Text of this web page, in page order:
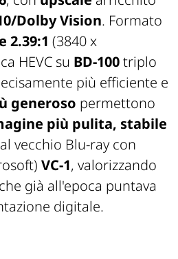
Dolby Vision. Formato
2.39:1 (3840 x
HEVC su BD-100triplo
più efficiente e
generoso permettono
più pulita, stabile
vecchio Blu-ray con
VC-1, valorizzando
già all'epoca puntava
digitale.